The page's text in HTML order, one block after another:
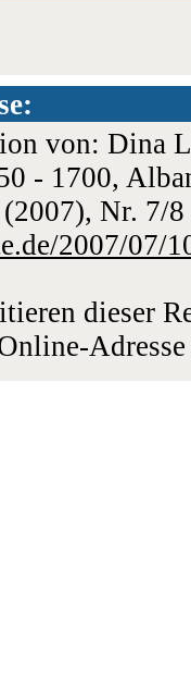
von: Dina
- 1700,
Nr. 7/
2007/07/
dieser
Adresse